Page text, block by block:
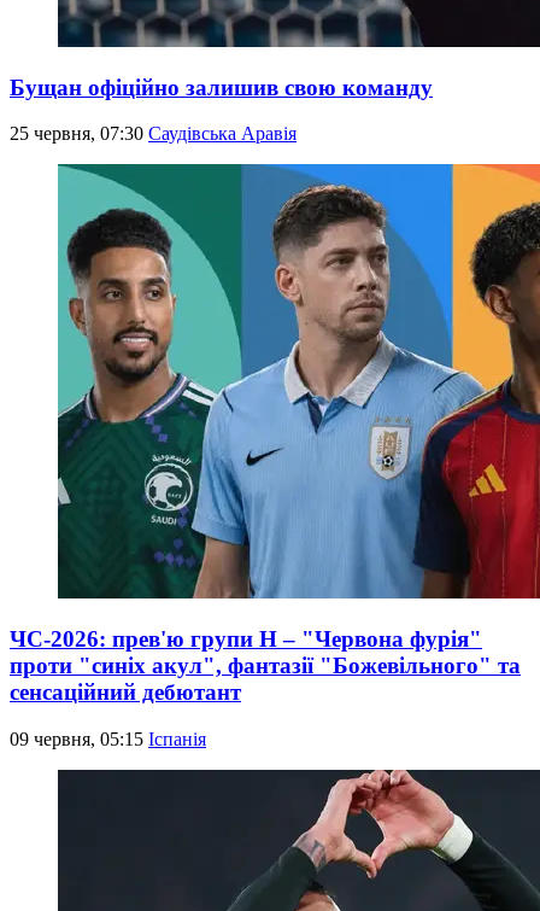
Бущан офіційно залишив свою команду
25 червня, 07:30 Саудівська Аравія
ЧС-2026: прев'ю групи Н – "Червона фурія"
проти "синіх акул", фантазії "Божевільного" та
сенсаційний дебютант
09 червня, 05:15 Іспанія